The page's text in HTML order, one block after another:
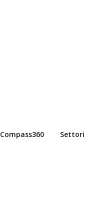
Compass360 Settori